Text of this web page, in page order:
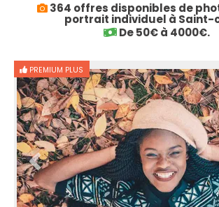
364 offres disponibles de
portrait individuel à Saint-
De 50€ à 4000€.
PREMIUM PLUS